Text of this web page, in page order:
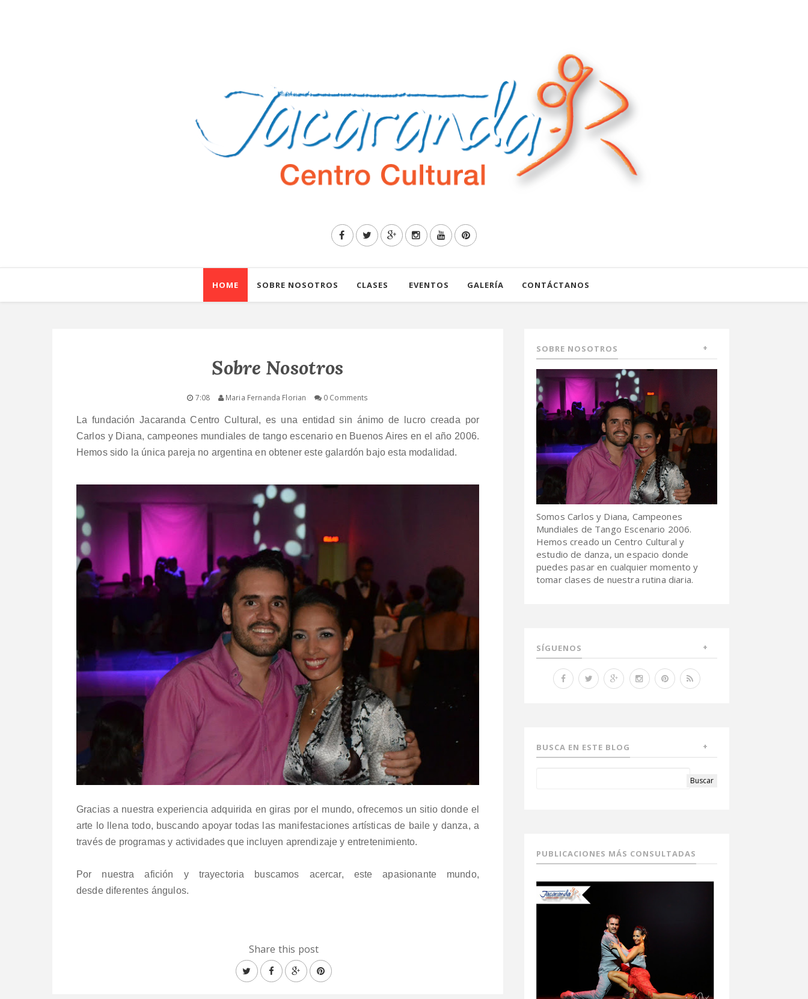
HOME SOBRE NOSOTROS CLASES EVENTOS GALERÍA CONTÁCTANOS
Sobre Nosotros
7:08 Maria Fernanda Florian 0 Comments
La fundación Jacaranda Centro Cultural, es una entidad sin ánimo de lucro creada por
Carlos y Diana, campeones mundiales de tango escenarioen Buenos Aires en el año 2006.
Hemos sido la única pareja no argentina en obtener este galardón bajo esta modalidad.
Gracias a nuestra experiencia adquirida en giras por el mundo, ofrecemos un sitio donde el
arte lo llena todo, buscando apoyar todas las manifestaciones artísticas de baile y danza, a
través de programas y actividades que incluyen aprendizaje y entretenimiento.
Por nuestra afición y trayectoria buscamos acercar, este apasionante mundo,
desde diferentes ángulos.
Share this post
SOBRE NOSOTROS
Somos Carlos y Diana, Campeones
Mundiales de Tango Escenario 2006.
Hemos creado un Centro Cultural y
estudio de danza, un espacio donde
puedes pasar en cualquier momento y
tomar clases de nuestra rutina diaria.
SÍGUENOS
BUSCA EN ESTE BLOG
PUBLICACIONES MÁS CONSULTADAS